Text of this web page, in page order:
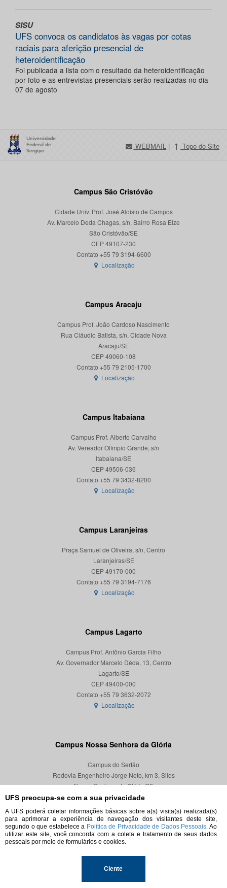
UFS preocupa-se com a sua privacidade
A UFS poderá coletar informações básicas sobre a(s) visita(s) realizada(s)
para aprimorar a experiência de navegação dos visitantes deste site,
segundo o que estabelece a Política de Privacidade de Dados Pessoais. Ao
utilizar este site, você concorda com a coleta e tratamento de seus dados
pessoais por meio de formulários e cookies.
Ciente
SISU
UFS convoca os candidatos às vagas por cotas
raciais para aferição presencial de
heteroidentificação
Foi publicada a lista com o resultado da heteroidentificação
por foto e as entrevistas presenciais serão realizadas no dia
07 de agosto
WEBMAIL | Topo do Site
Campus São Cristóvão
Cidade Univ. Prof. José Aloísio de Campos
Av. Marcelo Deda Chagas, s/n, Bairro Rosa Elze
São Cristóvão/SE
CEP 49107-230
Localização
Campus Aracaju
Campus Prof. João Cardoso Nascimento
Rua Cláudio Batista, s/n, Cidade Nova
Aracaju/SE
CEP 49060-108
Localização
Campus Itabaiana
Campus Prof. Alberto Carvalho
Av. Vereador Olímpio Grande, s/n
Itabaiana/SE
CEP 49506-036
Localização
Campus Laranjeiras
Praça Samuel de Oliveira, s/n, Centro
Laranjeiras/SE
CEP 49170-000
Localização
Campus Lagarto
Campus Prof. Antônio Garcia Filho
Av. Governador Marcelo Déda, 13, Centro
Lagarto/SE
CEP 49400-000
Localização
Campus Nossa Senhora da Glória
Campus do Sertão
Rodovia Engenheiro Jorge Neto, km 3, Silos
Nossa Senhora da Glória/SE
CEP 49680-000
Localização
© 2026. Todos os direitos reservados.
Universidade Federal de Sergipe.